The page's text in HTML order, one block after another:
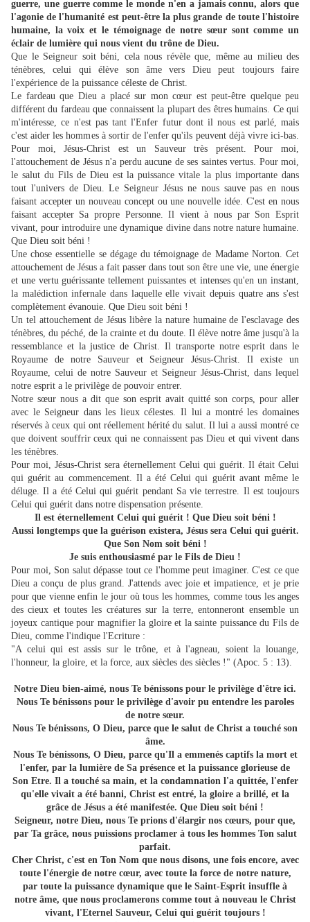
guerre, une guerre comme le monde n'en a jamais connu, alors que
l'agonie de l'humanité est peut-être la plus grande de toute l'histoire
humaine, la voix et le témoignage de notre sœur sont comme un
éclair de lumière qui nous vient du trône de Dieu.
Que le Seigneur soit béni, cela nous révèle que, même au milieu des
ténèbres, celui qui élève son âme vers Dieu peut toujours faire
l'expérience de la puissance céleste de Christ.
Le fardeau que Dieu a placé sur mon cœur est peut-être quelque peu
différent du fardeau que connaissent la plupart des êtres humains. Ce qui
m'intéresse, ce n'est pas tant l'Enfer futur dont il nous est parlé, mais
c'est aider les hommes à sortir de l'enfer qu'ils peuvent déjà vivre ici-bas.
Pour moi, Jésus-Christ est un Sauveur très présent. Pour moi,
l'attouchement de Jésus n'a perdu aucune de ses saintes vertus. Pour moi,
le salut du Fils de Dieu est la puissance vitale la plus importante dans
tout l'univers de Dieu. Le Seigneur Jésus ne nous sauve pas en nous
faisant accepter un nouveau concept ou une nouvelle idée. C'est en nous
faisant accepter Sa propre Personne. Il vient à nous par Son Esprit
vivant, pour introduire une dynamique divine dans notre nature humaine.
Que Dieu soit béni !
Une chose essentielle se dégage du témoignage de Madame Norton. Cet
attouchement de Jésus a fait passer dans tout son être une vie, une énergie
et une vertu guérissante tellement puissantes et intenses qu'en un instant,
la malédiction infernale dans laquelle elle vivait depuis quatre ans s'est
complètement évanouie. Que Dieu soit béni !
Un tel attouchement de Jésus libère la nature humaine de l'esclavage des
ténèbres, du péché, de la crainte et du doute. Il élève notre âme jusqu'à la
ressemblance et la justice de Christ. Il transporte notre esprit dans le
Royaume de notre Sauveur et Seigneur Jésus-Christ. Il existe un
Royaume, celui de notre Sauveur et Seigneur Jésus-Christ, dans lequel
notre esprit a le privilège de pouvoir entrer.
Notre sœur nous a dit que son esprit avait quitté son corps, pour aller
avec le Seigneur dans les lieux célestes. Il lui a montré les domaines
réservés à ceux qui ont réellement hérité du salut. Il lui a aussi montré ce
que doivent souffrir ceux qui ne connaissent pas Dieu et qui vivent dans
les ténèbres.
Pour moi, Jésus-Christ sera éternellement Celui qui guérit. Il était Celui
qui guérit au commencement. Il a été Celui qui guérit avant même le
déluge. Il a été Celui qui guérit pendant Sa vie terrestre. Il est toujours
Celui qui guérit dans notre dispensation présente.
Il est éternellement Celui qui guérit ! Que Dieu soit béni !
Aussi longtemps que la guérison existera, Jésus sera Celui qui guérit.
Que Son Nom soit béni !
Je suis enthousiasmé par le Fils de Dieu !
Pour moi, Son salut dépasse tout ce l'homme peut imaginer. C'est ce que
Dieu a conçu de plus grand. J'attends avec joie et impatience, et je prie
pour que vienne enfin le jour où tous les hommes, comme tous les anges
des cieux et toutes les créatures sur la terre, entonneront ensemble un
joyeux cantique pour magnifier la gloire et la sainte puissance du Fils de
Dieu, comme l'indique l'Ecriture :
"A celui qui est assis sur le trône, et à l'agneau, soient la louange,
l'honneur, la gloire, et la force, aux siècles des siècles !" (Apoc. 5 : 13).
Notre Dieu bien-aimé, nous Te bénissons pour le privilège d'être ici.
Nous Te bénissons pour le privilège d'avoir pu entendre les paroles
de notre sœur.
Nous Te bénissons, O Dieu, parce que le salut de Christ a touché son
âme.
Nous Te bénissons, O Dieu, parce qu'Il a emmenés captifs la mort et
l'enfer, par la lumière de Sa présence et la puissance glorieuse de
Son Etre. Il a touché sa main, et la condamnation l'a quittée, l'enfer
qu'elle vivait a été banni, Christ est entré, la gloire a brillé, et la
grâce de Jésus a été manifestée. Que Dieu soit béni !
Seigneur, notre Dieu, nous Te prions d'élargir nos cœurs, pour que,
par Ta grâce, nous puissions proclamer à tous les hommes Ton salut
parfait.
Cher Christ, c'est en Ton Nom que nous disons, une fois encore, avec
toute l'énergie de notre cœur, avec toute la force de notre nature,
par toute la puissance dynamique que le Saint-Esprit insuffle à
notre âme, que nous proclamerons comme tout à nouveau le Christ
vivant, l'Eternel Sauveur, Celui qui guérit toujours !